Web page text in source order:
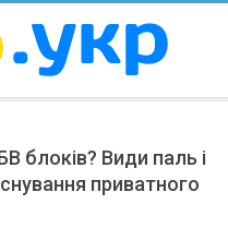
блоків? Види паль і
приватного